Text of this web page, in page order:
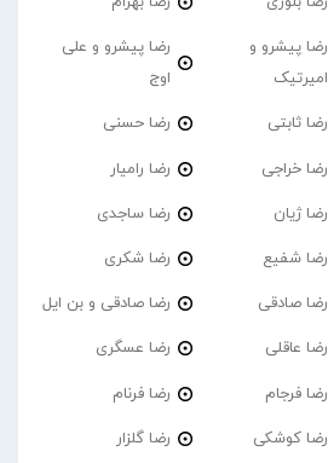
رضا پیشرو و
امیرتیک
رضا پیشرو و علی
اوج
رضا ثابتی رضا حسنی
رضا خراجی رضا رامیار
رضا ژیان رضا ساجدی
رضا شفیع رضا شکری
رضا صادقی رضا صادقی و بن ایل
رضا عاقلی رضا عسگری
رضا فرجام رضا فرنام
رضا کوشکی رضا گلزار